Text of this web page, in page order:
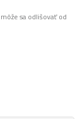
sa odlišovať od